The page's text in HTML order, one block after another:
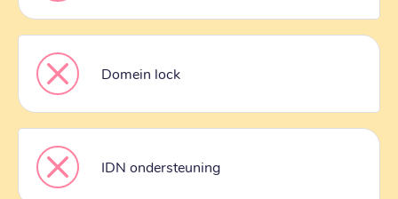
Domein lock
IDN ondersteuning